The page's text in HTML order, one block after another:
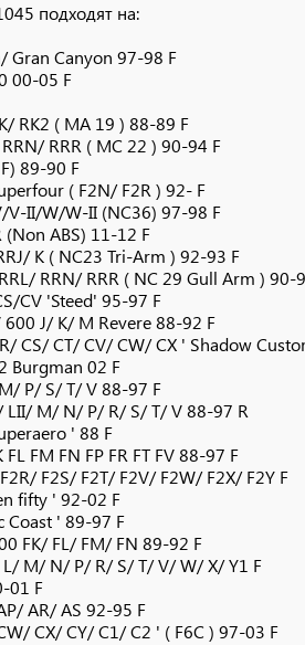
подходят на:
Gran Canyon 97-98 F
00-05 F
RK2 ( MA 19 ) 88-89 F
RRR ( MC 22 ) 90-94 F
89-90 F
( F2N/ F2R ) 92- F
V-II/W/W-II (NC36) 97-98 F
ABS) 11-12 F
K ( NC23 Tri-Arm ) 92-93 F
RRN/ RRR ( NC 29 Gull Arm ) 90-
CV 'Steed' 95-97 F
J/ K/ M Revere 88-92 F
CS/ CT/ CV/ CW/ CX ' Shadow
Burgman 02 F
P/ S/ T/ V 88-97 F
M/ N/ P/ R/ S/ T/ V 88-97 R
' 88 F
FM FN FP FR FT FV 88-97 F
F2S/ F2T/ F2V/ F2W/ F2X/ F2Y F
fifty ' 92-02 F
Coast ' 89-97 F
FK/ FL/ FM/ FN 89-92 F
M/ N/ P/ R/ S/ T/ V/ W/ X/ Y1 F
01 F
AR/ AS 92-95 F
CX/ CY/ C1/ C2 ' ( F6C ) 97-03 F